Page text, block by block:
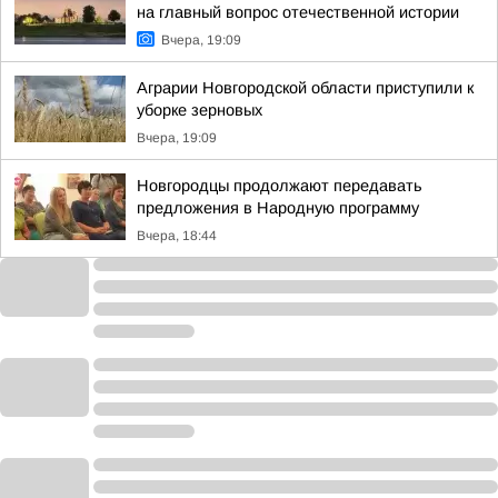
на главный вопрос отечественной истории
Вчера, 19:09
Аграрии Новгородской области приступили к
уборке зерновых
Вчера, 19:09
Новгородцы продолжают передавать
предложения в Народную программу
Вчера, 18:44